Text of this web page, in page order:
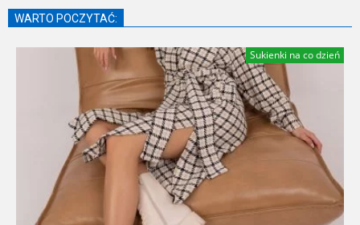
WARTO POCZYTAĆ:
Sukienki na co dzień